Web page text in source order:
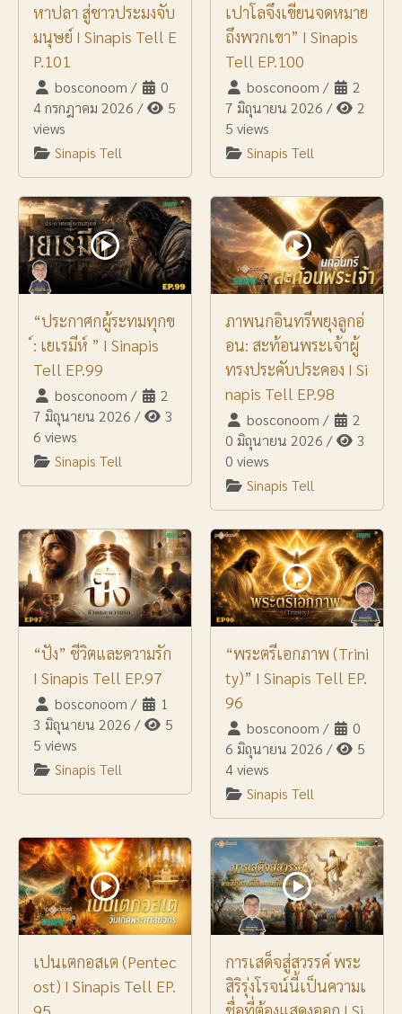
หาปลา สู่ชาวประมงจับ
มนุษย์ I Sinapis Tell E
P.101
bosconoom /
0
4 กรกฎาคม 2026 /
5
views
Sinapis Tell
เปาโลจึงเขียนจดหมาย
ถึงพวกเขา” I Sinapis
Tell EP.100
bosconoom /
2
7 มิถุนายน 2026 /
2
5 views
Sinapis Tell
“ประกาศกผู้ระทมทุกข
์: เยเรมีห์ ” I Sinapis
Tell EP.99
bosconoom /
2
7 มิถุนายน 2026 /
3
6 views
Sinapis Tell
ภาพนกอินทรีพยุงลูกอ่
อน: สะท้อนพระเจ้าผู้
ทรงประคับประคอง I Si
napis Tell EP.98
bosconoom /
2
0 มิถุนายน 2026 /
3
0 views
Sinapis Tell
“ปัง” ชีวิตและความรัก
I Sinapis Tell EP.97
bosconoom /
1
3 มิถุนายน 2026 /
5
5 views
Sinapis Tell
“พระตรีเอกภาพ (Trini
ty)” I Sinapis Tell EP.
96
bosconoom /
0
6 มิถุนายน 2026 /
5
4 views
Sinapis Tell
เปนเตกอสเต (Pentec
ost) I Sinapis Tell EP.
การเสด็จสู่สวรรค์ พระ
สิริรุ่งโรจน์นี้เป็นความเ